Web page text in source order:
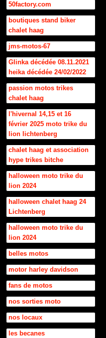
50factory.com
boutiques stand biker
chalet haag
jms-motos-67
Glinka décédée 08.11.2021
heika décédée 24/02/2022
passion motos trikes
chalet haag
l'hivernal 14,15 et 16
février 2025 moto trike du
lion lichtenberg
chalet haag et association
hype trikes bitche
halloween moto trike du
lion 2024
halloween chalet haag 24
Lichtenberg
halloween moto trike du
lion 2024
belles motos
motor harley davidson
fans de motos
nos sorties moto
nos locaux
les becanes